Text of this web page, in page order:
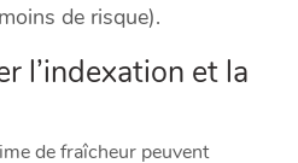
de risque).
l’indexation et la
de fraîcheur peuvent